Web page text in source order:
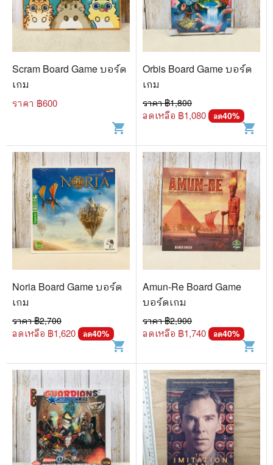
Scram Board Game บอร์ด
เกม
ราคา ฿600
shopping_cart
Orbis Board Game บอร์ด
เกม
ราคา ฿1,800
ลดเหลือ ฿1,080 ลด40%
shopping_cart
Noria Board Game บอร์ด
เกม
ราคา ฿2,700
ลดเหลือ ฿1,620 ลด40%
shopping_cart
Amun-Re Board Game
บอร์ดเกม
ราคา ฿2,900
ลดเหลือ ฿1,740 ลด40%
shopping_cart